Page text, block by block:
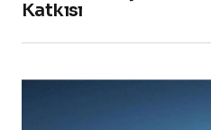
Katkısı